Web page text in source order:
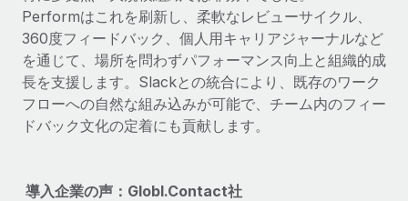
Performはこれを刷新し、柔軟なレビューサイクル、
360度フィードバック、個人用キャリアジャーナルなど
を通じて、場所を問わずパフォーマンス向上と組織的成
長を支援します。Slackとの統合により、既存のワーク
フローへの自然な組み込みが可能で、チーム内のフィー
ドバック文化の定着にも貢献します。
導入企業の声：Globl.Contact社